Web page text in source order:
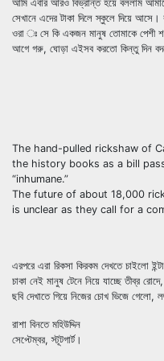
আমি এবার আরও বিভ্রান্ত হয়ে বললাম
সেখানে এদের টাকা দিলে স্কুলে দিয়ে
ওরা ঃ সে কি একজন মানুষ তোমাকে পেশী
আগে গরু, ঘোড়া এইসব করতো কিন্তু দিন
The hand-pulled rickshaw of
the history books as a bill
“inhumane.”
The future of about 18,000
is unclear as they call for a
এরপরে এরা রিকসা কিরকম দেখতে চাইলো
চাকা নেই মানুষ টেনে নিয়ে যাচ্ছে তীব্র
ছবি দেখাতে গিয়ে নিজের চোখ ভিজে গেলো,
রাশা বিনতে মহিউদ্দিন
সেপ্টেম্বর, স্টূটগার্ট।